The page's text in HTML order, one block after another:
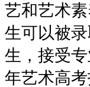
艺和艺术
生可以被
生，接受
年艺术高